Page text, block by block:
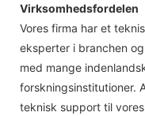
Virksomhedsfordelen
Vores firma har et
eksperter i branchen
med mange
forskningsinstitutioner.
teknisk support til